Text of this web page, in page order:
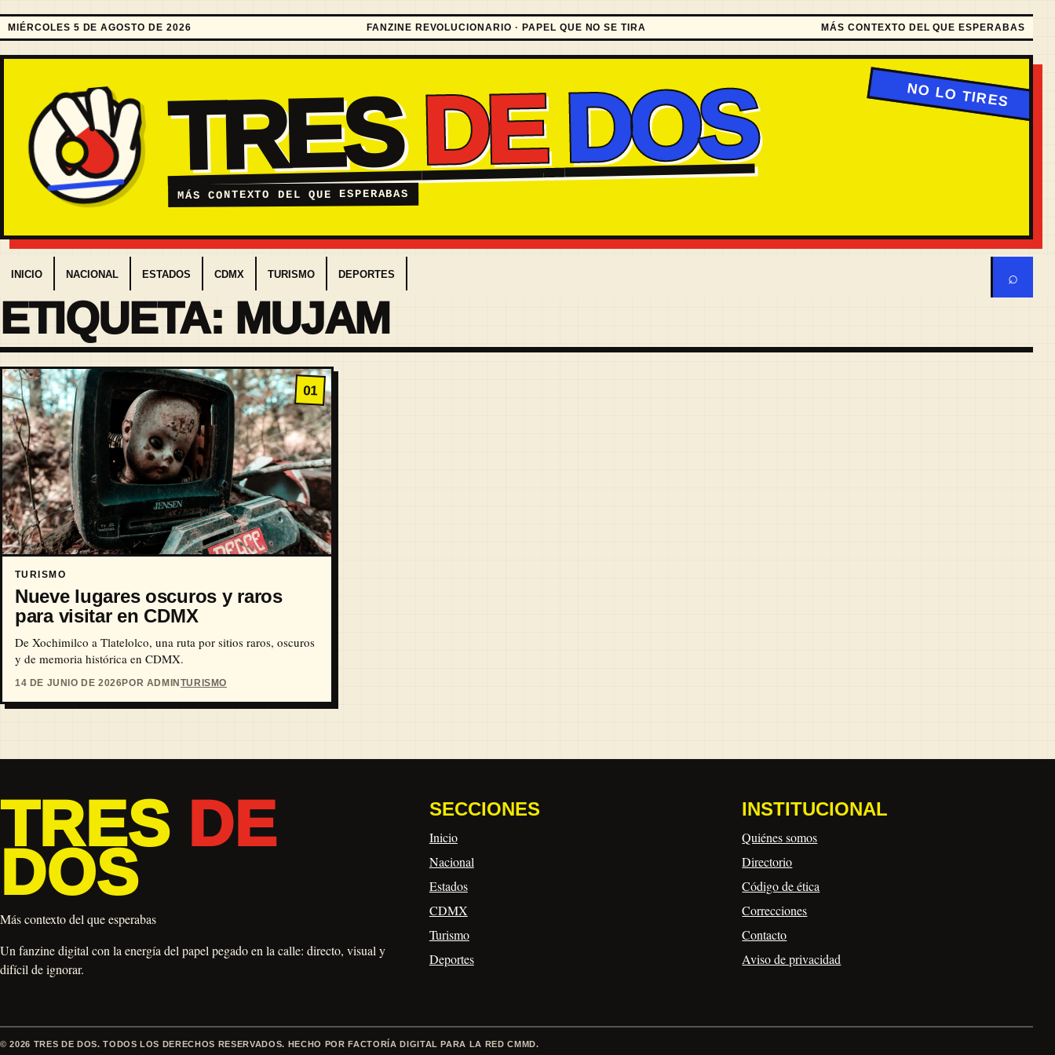
MIÉRCOLES 5 DE AGOSTO DE 2026 FANZINE REVOLUCIONARIO · PAPEL QUE NO SE TIRA MÁS CONTEXTO DEL QUE ESPERABAS
TRESDE DOS
MÁS CONTEXTO DEL QUE ESPERABAS
INICIO NACIONAL ESTADOS CDMX TURISMO DEPORTES ⌕
ETIQUETA: MUJAM
01
TURISMO
Nueve lugares oscuros y raros
para visitar en CDMX
De Xochimilco a Tlatelolco, una ruta por sitios raros, oscuros
y de memoria histórica en CDMX.
14 DE JUNIO DE 2026POR ADMINTURISMO
TRES DE
DOS
Más contexto del que esperabas
Un fanzine digital con la energía del papel pegado en la calle: directo, visual y
difícil de ignorar.
SECCIONES
Inicio
Nacional
Estados
CDMX
Turismo
Deportes
INSTITUCIONAL
Quiénes somos
Directorio
Código de ética
Correcciones
Contacto
Aviso de privacidad
© 2026 TRES DE DOS. TODOS LOS DERECHOS RESERVADOS. HECHO POR FACTORÍA DIGITAL PARA LA RED CMMD.